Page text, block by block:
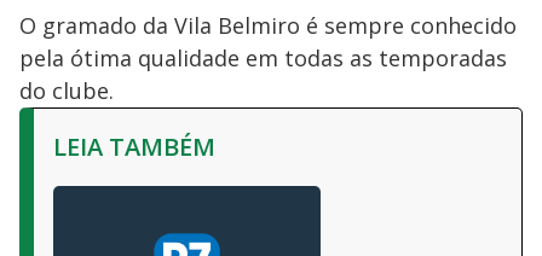
O gramado da Vila Belmiro é sempre conhecido
pela ótima qualidade em todas as temporadas
do clube.
LEIA TAMBÉM